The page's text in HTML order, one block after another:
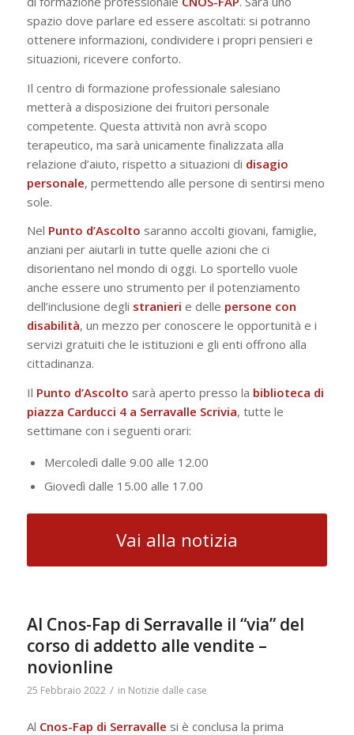
spazio dove parlare ed essere ascoltati: si potranno
ottenere informazioni, condividere i propri pensieri e
situazioni, ricevere conforto.
Il centro di formazione professionale salesiano
metterà a disposizione dei fruitori personale
competente. Questa attività non avrà scopo
terapeutico, ma sarà unicamente finalizzata alla
relazione d’aiuto, rispetto a situazioni di disagio
personale, permettendo alle persone di sentirsi meno
sole.
Nel Punto d’Ascolto saranno accolti giovani, famiglie,
anziani per aiutarli in tutte quelle azioni che ci
disorientano nel mondo di oggi. Lo sportello vuole
anche essere uno strumento per il potenziamento
dell’inclusione degli stranieri e delle persone con
disabilità, un mezzo per conoscere le opportunità e i
servizi gratuiti che le istituzioni e gli enti offrono alla
cittadinanza.
Il Punto d’Ascolto sarà aperto presso la biblioteca di
piazza Carducci 4 a Serravalle Scrivia, tutte le
settimane con i seguenti orari:
Mercoledì dalle 9.00 alle 12.00
Giovedì dalle 15.00 alle 17.00
Vai alla notizia
Al Cnos-Fap di Serravalle il “via” del
corso di addetto alle vendite –
novionline
25 Febbraio 2022 / in Notizie dalle case
Al Cnos-Fap di Serravalle si è conclusa la prima